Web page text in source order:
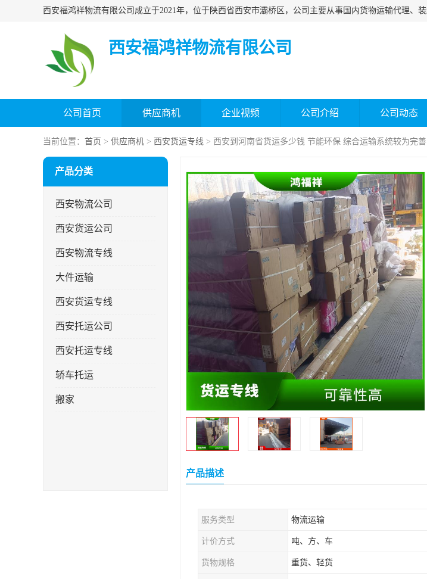
西安福鸿祥物流有限公司
公司首页 供应商机 企业视频 公司介绍 公司动态
当前位置： 首页 > 供应商机 > 西安货运专线 > 西安到河南省货运多少钱 节能环保 综合运输系统较为完善
产品分类
西安物流公司
西安货运公司
西安物流专线
大件运输
西安货运专线
西安托运公司
西安托运专线
轿车托运
搬家
产品描述
服务类型 物流运输
计价方式 吨、方、车
货物规格 重货、轻货